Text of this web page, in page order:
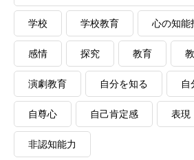
学校 学校教育 心の知能
感情 探究 教育
演劇教育 自分を知る 自
自尊心 自己肯定感 表現
非認知能力